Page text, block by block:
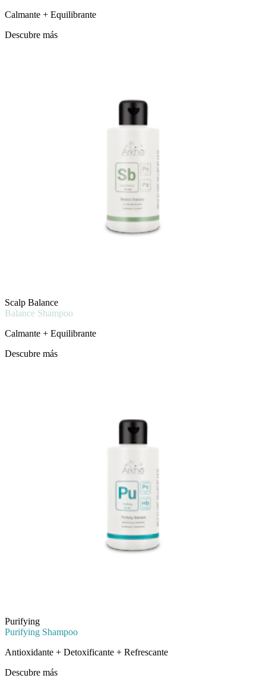
Calmante + Equilibrante
Descubre más
Scalp Balance
Balance Shampoo
Calmante + Equilibrante
Descubre más
Purifying
Purifying Shampoo
Antioxidante + Detoxificante + Refrescante
Descubre más